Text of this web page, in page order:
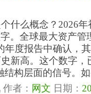
什么概念？2026
。全球最大资产管
年度报告中确认，
新高。这个数字，
结构层面的信号。
作者： 网文 日期：